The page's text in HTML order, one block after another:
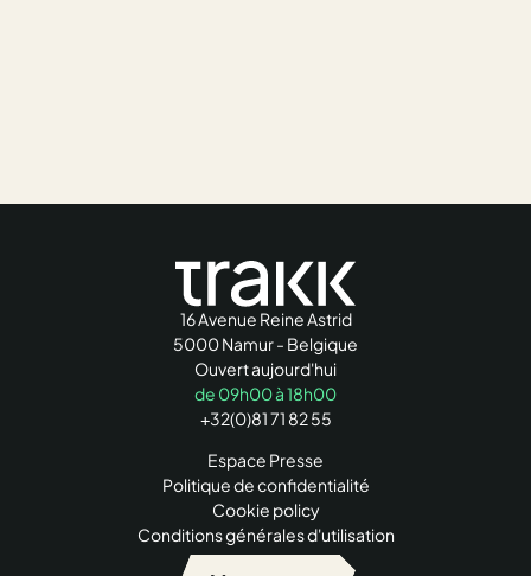
16 Avenue Reine Astrid
5000 Namur - Belgique
Ouvert aujourd'hui
de 09h00 à 18h00
+32(0)81 71 82 55
Espace Presse
Politique de confidentialité
Cookie policy
Conditions générales d'utilisation